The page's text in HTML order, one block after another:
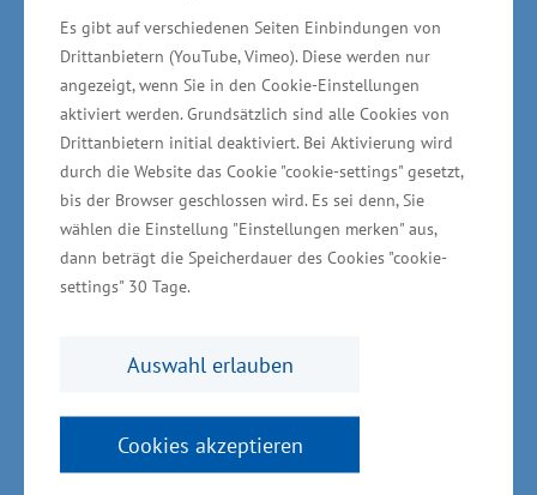
Es gibt auf verschiedenen Seiten Einbindungen von
Drittanbietern (YouTube, Vimeo). Diese werden nur
angezeigt, wenn Sie in den Cookie-Einstellungen
aktiviert werden. Grundsätzlich sind alle Cookies von
Drittanbietern initial deaktiviert. Bei Aktivierung wird
durch die Website das Cookie "cookie-settings" gesetzt,
bis der Browser geschlossen wird. Es sei denn, Sie
wählen die Einstellung "Einstellungen merken" aus,
dann beträgt die Speicherdauer des Cookies "cookie-
settings" 30 Tage.
Auswahl erlauben
Cookies akzeptieren
eine große Rolle; in Parchim wird dies bereits
praktisch umgesetzt. Wissenschaftler des
Landes werden in die Zukunftsprojekte der
Wirtschaft eingebunden, damit innovative
Produkte und Dienstleistungen entstehen.
Diesen Weg werden wir weiter unterstützen“,
sagte Glawe.
Digitalisierungstrends aufgreifen,
um wettbewerbsfähig zu bleiben